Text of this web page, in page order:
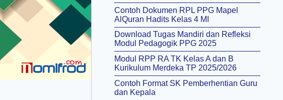
Contoh Dokumen RPL PPG Mapel
AlQuran Hadits Kelas 4 MI
Download Tugas Mandiri dan Refleksi
Modul Pedagogik PPG 2025
Modul RPP RA TK Kelas A dan B
Kurikulum Merdeka TP 2025/2026
Contoh Format SK Pemberhentian Guru
dan Kepala